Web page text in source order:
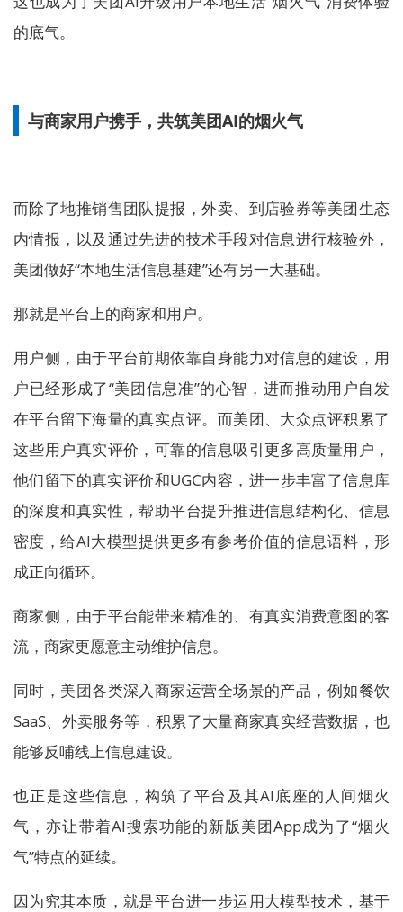
的底气。
与商家用户携手，共筑美团AI的烟火气
而除了地推销售团队提报，外卖、到店验券等美团生态
内情报，以及通过先进的技术手段对信息进行核验外，
美团做好“本地生活信息基建”还有另一大基础。
那就是平台上的商家和用户。
用户侧，由于平台前期依靠自身能力对信息的建设，用
户已经形成了“美团信息准”的心智，进而推动用户自发
在平台留下海量的真实点评。而美团、大众点评积累了
这些用户真实评价，可靠的信息吸引更多高质量用户，
他们留下的真实评价和UGC内容，进一步丰富了信息库
的深度和真实性，帮助平台提升推进信息结构化、信息
密度，给AI大模型提供更多有参考价值的信息语料，形
成正向循环。
商家侧，由于平台能带来精准的、有真实消费意图的客
流，商家更愿意主动维护信息。
同时，美团各类深入商家运营全场景的产品，例如餐饮
SaaS、外卖服务等，积累了大量商家真实经营数据，也
能够反哺线上信息建设。
也正是这些信息，构筑了平台及其AI底座的人间烟火
气，亦让带着AI搜索功能的新版美团App成为了“烟火
气”特点的延续。
因为究其本质，就是平台进一步运用大模型技术，基于